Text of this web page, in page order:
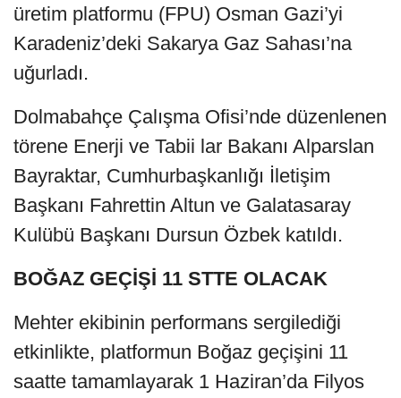
üretim platformu (FPU) Osman Gazi’yi
Karadeniz’deki Sakarya Gaz Sahası’na
uğurladı.
Dolmabahçe Çalışma Ofisi’nde düzenlenen
törene Enerji ve Tabii lar Bakanı Alparslan
Bayraktar, Cumhurbaşkanlığı İletişim
Başkanı Fahrettin Altun ve Galatasaray
Kulübü Başkanı Dursun Özbek katıldı.
BOĞAZ GEÇİŞİ 11 STTE OLACAK
Mehter ekibinin performans sergilediği
etkinlikte, platformun Boğaz geçişini 11
saatte tamamlayarak 1 Haziran’da Filyos